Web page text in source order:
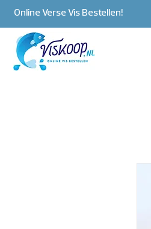
Online Verse Vis Bestellen!